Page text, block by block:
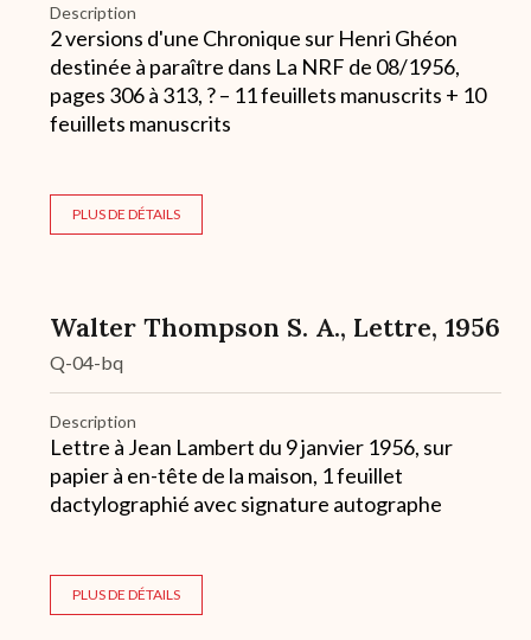
Description
2 versions d'une Chronique sur Henri Ghéon
destinée à paraître dans La NRF de 08/1956,
pages 306 à 313, ? – 11 feuillets manuscrits + 10
feuillets manuscrits
PLUS DE DÉTAILS
Walter Thompson S. A., Lettre, 1956
Q-04-bq
Description
Lettre à Jean Lambert du 9 janvier 1956, sur
papier à en-tête de la maison, 1 feuillet
dactylographié avec signature autographe
PLUS DE DÉTAILS